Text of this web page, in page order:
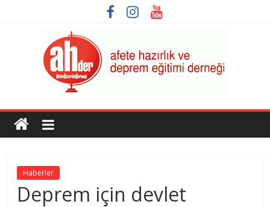
AHDER
Afete
ve
Deprem
Eğitimi
Haberler
Deprem için devlet